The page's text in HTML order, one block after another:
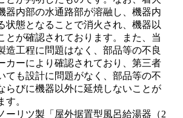
器内部の水通路部が溶融し、機器内
状態となることで消火され、機器以
とが確認されております。また、当
造工程に問題はなく、部品等の不良
カーにより確認されており、第三者
ても設計に問題がなく、部品等の不
らびに機器以外に延焼しないことが
す。
ーリツ製「屋外据置型風呂給湯器（2